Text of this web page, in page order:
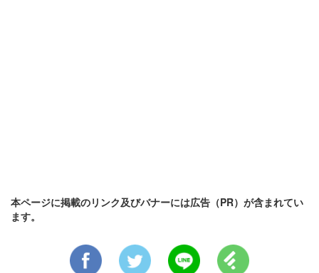
本ページに掲載のリンク及びバナーには広告（PR）が含まれてい
ます。